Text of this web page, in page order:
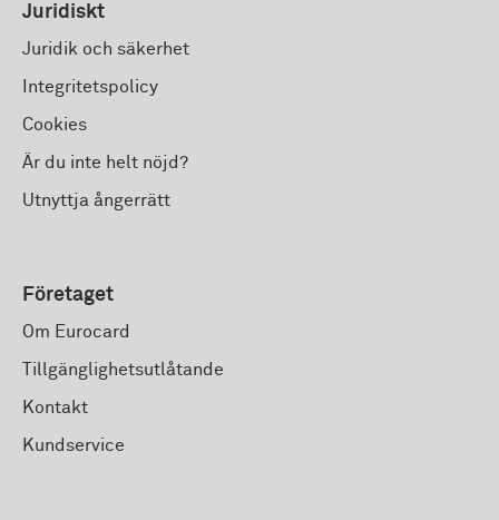
Juridiskt
Juridik och säkerhet
Integritetspolicy
Cookies
Är du inte helt nöjd?
Utnyttja ångerrätt
Företaget
Om Eurocard
Tillgänglighetsutlåtande
Kontakt
Kundservice